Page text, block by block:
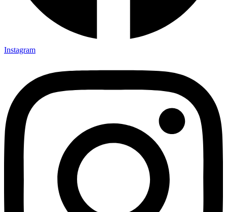
Instagram